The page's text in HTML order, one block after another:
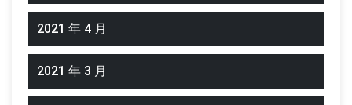
2021 年 4 月
2021 年 3 月